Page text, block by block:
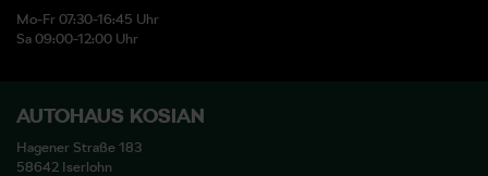
Mo-Fr 07:30-16:45 Uhr
Sa 09:00-12:00 Uhr
AUTOHAUS KOSIAN
Hagener Straße 183
58642 Iserlohn